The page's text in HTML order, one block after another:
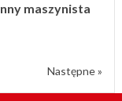
maszynista
Następne »